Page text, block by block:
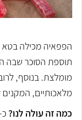
הפפאיה מכילה בטא
תוספת הסוכר שבה
מומלצת. בנוסף,
מלאכותיים, המקנים
כמה זה עולה לנו?כ-340